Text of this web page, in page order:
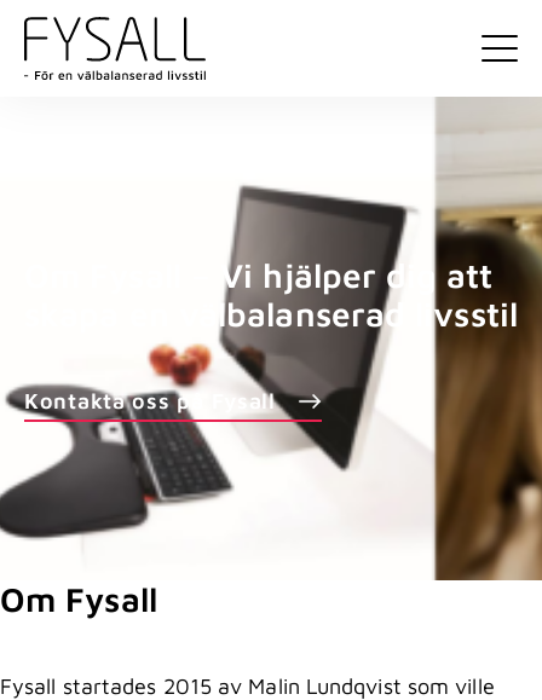
Om Fysall – Vi hjälper dig att
skapa en välbalanserad livsstil
Kontakta oss på Fysall
Om Fysall
Fysall startades 2015 av Malin Lundqvist som ville